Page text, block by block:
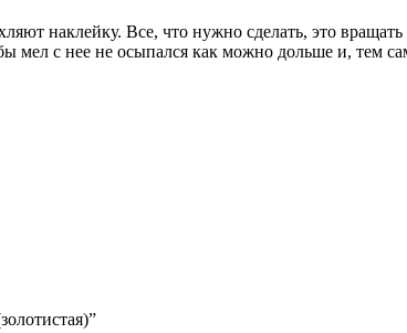
наклейку. Все, что нужно сделать, это
мел с нее не осыпался как можно дольше и, тем